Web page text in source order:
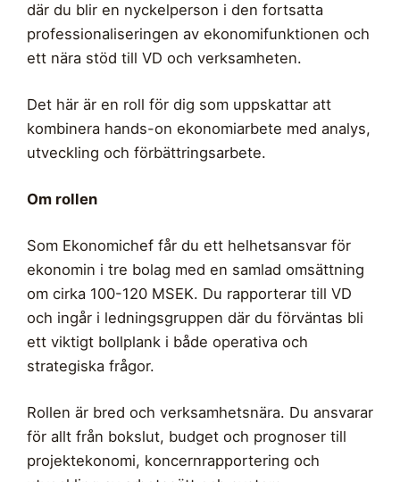
där du blir en nyckelperson i den fortsatta
professionaliseringen av ekonomifunktionen och
ett nära stöd till VD och verksamheten.
Det här är en roll för dig som uppskattar att
kombinera hands-on ekonomiarbete med analys,
utveckling och förbättringsarbete.
Om rollen
Som Ekonomichef får du ett helhetsansvar för
ekonomin i tre bolag med en samlad omsättning
om cirka 100-120 MSEK. Du rapporterar till VD
och ingår i ledningsgruppen där du förväntas bli
ett viktigt bollplank i både operativa och
strategiska frågor.
Rollen är bred och verksamhetsnära. Du ansvarar
för allt från bokslut, budget och prognoser till
projektekonomi, koncernrapportering och